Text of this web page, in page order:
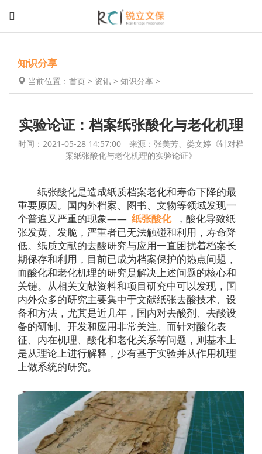
知识分享
当前位置： 首页 > 资讯 > 知识分享 >
实验论证：档案纸张酸化与老化机理
时间：2021-05-28 14:57:00 来源：张美芳、娄文婷《针对档
案纸张酸化与老化机理的实验论证》
纸张酸化是造成纸质档案老化和寿命下降的最
重要原因。国内外档案、图书、文物等领域发现一
个普遍又严重的现象—— 纸张酸化
，酸化导致纸
张发黄、发脆，严重者已无法触碰和利用，寿命降
低。纸质文献的去酸研究与应用一直困扰着档案长
期保存和利用，目前已成为档案保护的热点问题，
而酸化和老化机理的研究是解决上述问题的核心和
关键。从相关文献资料和项目研究中可以发现，国
内外众多的研究主要集中于文献纸张去酸技术、设
备和方法，尤其是近几年，国内对去酸剂、去酸设
备的研制、开发和应用非常关注。而针对酸化表
征、内在机理、酸化和老化关系等问题，则基本上
是从理论上进行解释，少有基于实验并从作用机理
上做系统的研究。